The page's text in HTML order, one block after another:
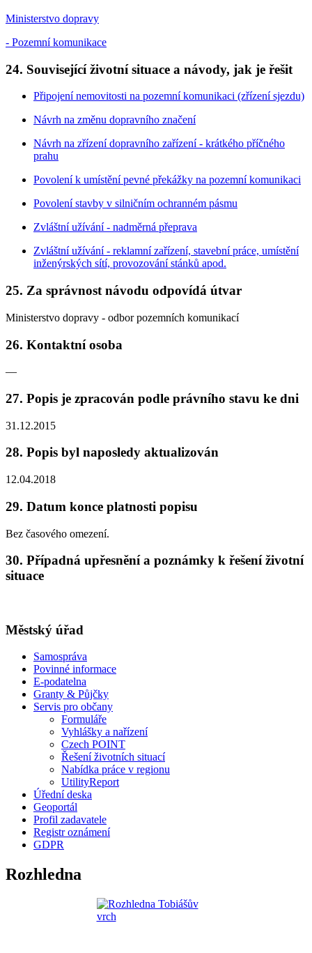
Ministerstvo dopravy
- Pozemní komunikace
24. Související životní situace a návody, jak je řešit
Připojení nemovitosti na pozemní komunikaci (zřízení sjezdu)
Návrh na změnu dopravního značení
Návrh na zřízení dopravního zařízení - krátkého příčného
prahu
Povolení k umístění pevné překážky na pozemní komunikaci
Povolení stavby v silničním ochranném pásmu
Zvláštní užívání - nadměrná přeprava
Zvláštní užívání - reklamní zařízení, stavební práce, umístění
inženýrských sítí, provozování stánků apod.
25. Za správnost návodu odpovídá útvar
Ministerstvo dopravy - odbor pozemních komunikací
26. Kontaktní osoba
—
27. Popis je zpracován podle právního stavu ke dni
31.12.2015
28. Popis byl naposledy aktualizován
12.04.2018
29. Datum konce platnosti popisu
Bez časového omezení.
30. Případná upřesnění a poznámky k řešení životní
situace
Městský úřad
Samospráva
Povinné informace
E-podatelna
Granty & Půjčky
Servis pro občany
Formuláře
Vyhlášky a nařízení
Czech POINT
Řešení životních situací
Nabídka práce v regionu
UtilityReport
Úřední deska
Geoportál
Profil zadavatele
Registr oznámení
GDPR
Rozhledna